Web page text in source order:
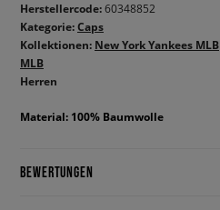
Herstellercode:60348852
Kategorie:Caps
Kollektionen: New York Yankees MLB
MLB
Herren
Material: 100% Baumwolle
BEWERTUNGEN